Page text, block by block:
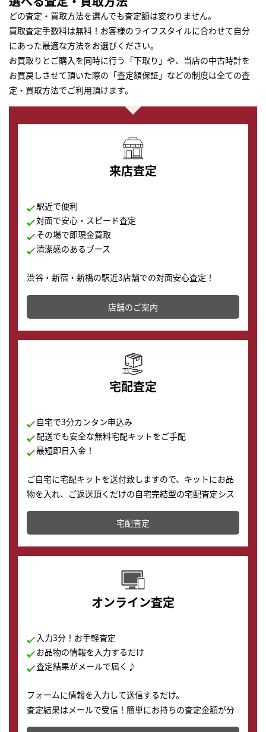
どの査定・買取方法を選んでも査定額は変わりません。
買取査定手数料は無料！お客様のライフスタイルに合わせて自分
にあった最適な方法をお選びください。
お買取りとご購入を同時に行う「下取り」や、当店の中古時計を
お買戻しさせて頂いた際の「査定額保証」などの制度は全ての査
定・買取方法でご利用頂けます。
来店査定
駅近で便利
対面で安心・スピード査定
その場で即現金買取
清潔感のあるブース
渋谷・新宿・新橋の駅近3店舗での対面安心査定！
その場で現金買取致します。渋谷本店では、時計販売の
店舗を併設しており、下取りに出してお得に新しい時計
の購入もできます♪
店舗のご案内
宅配査定
自宅で3分カンタン申込み
配送でも安全な無料宅配キットをご手配
最短即日入金！
ご自宅に宅配キットを送付致しますので、キットにお品
物を入れ、ご返送頂くだけの自宅完結型の宅配査定シス
テムです。
配送でも簡単&安全に査定・買取に出すことが可能で
す。
宅配査定
オンライン査定
入力3分！お手軽査定
お品物の情報を入力するだけ
査定結果がメールで届く♪
フォームに情報を入力して送信するだけ。
査定結果はメールで受信！簡単にお持ちの査定金額が分
かります。